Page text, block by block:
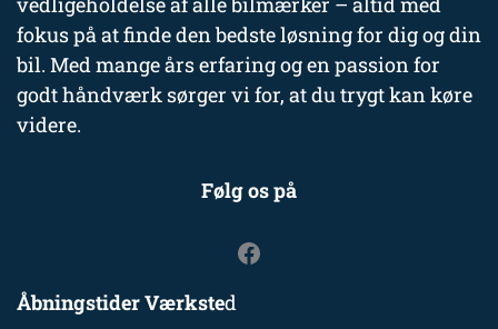
fokus på at finde den bedste løsning for dig og din
bil. Med mange års erfaring og en passion for
godt håndværk sørger vi for, at du trygt kan køre
videre.
Følg os på
Åbningstider Værksted